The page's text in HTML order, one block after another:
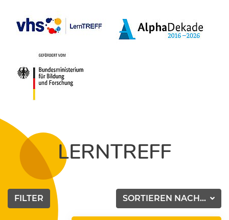
LERNTREFF
SORTIEREN NACH...
FILTER